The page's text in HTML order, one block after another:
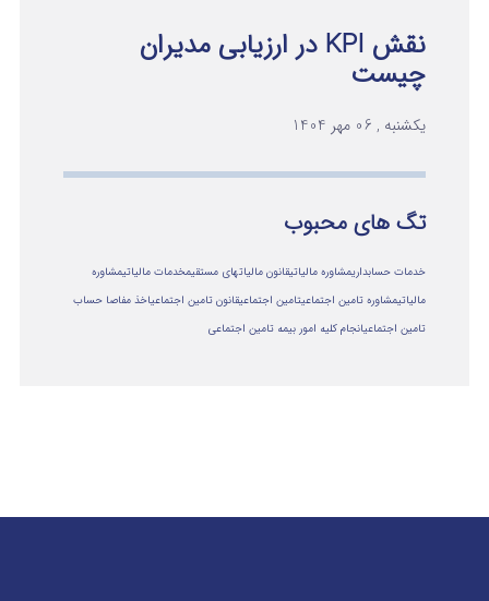
نقش KPI در ارزیابی مدیران
چیست
یکشنبه , 06 مهر 1404
تگ های محبوب
خدمات حسابداریمشاوره مالیاتیقانون مالیاتهای مستقیمخدمات مالیاتیمشاوره
مالياتيمشاوره تامین اجتماعیتامین اجتماعیقانون تامین اجتماعیاخذ مفاصا حساب
تامین اجتماعیانجام کلیه امور بیمه تامین اجتماعی